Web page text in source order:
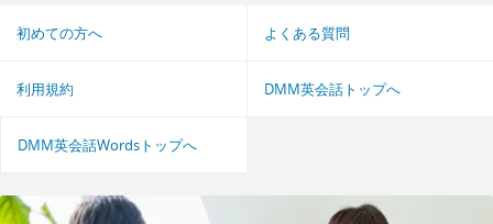
初めての方へ よくある質問
利用規約 DMM英会話トップへ
DMM英会話Wordsトップへ